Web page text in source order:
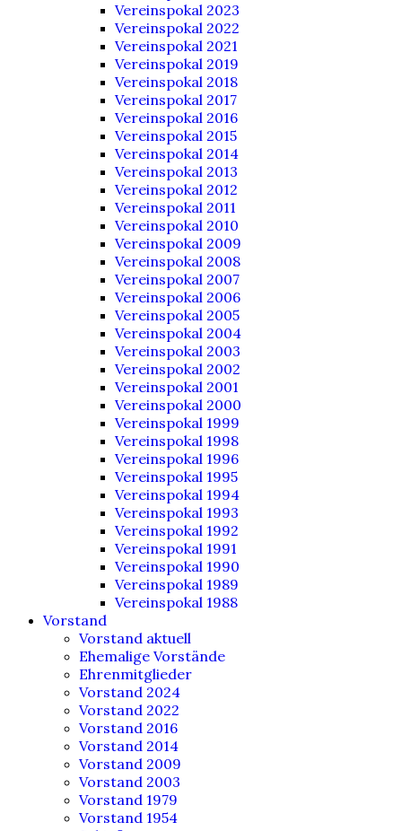
Vereinspokal 2023
Vereinspokal 2022
Vereinspokal 2021
Vereinspokal 2019
Vereinspokal 2018
Vereinspokal 2017
Vereinspokal 2016
Vereinspokal 2015
Vereinspokal 2014
Vereinspokal 2013
Vereinspokal 2012
Vereinspokal 2011
Vereinspokal 2010
Vereinspokal 2009
Vereinspokal 2008
Vereinspokal 2007
Vereinspokal 2006
Vereinspokal 2005
Vereinspokal 2004
Vereinspokal 2003
Vereinspokal 2002
Vereinspokal 2001
Vereinspokal 2000
Vereinspokal 1999
Vereinspokal 1998
Vereinspokal 1996
Vereinspokal 1995
Vereinspokal 1994
Vereinspokal 1993
Vereinspokal 1992
Vereinspokal 1991
Vereinspokal 1990
Vereinspokal 1989
Vereinspokal 1988
Vorstand
Vorstand aktuell
Ehemalige Vorstände
Ehrenmitglieder
Vorstand 2024
Vorstand 2022
Vorstand 2016
Vorstand 2014
Vorstand 2009
Vorstand 2003
Vorstand 1979
Vorstand 1954